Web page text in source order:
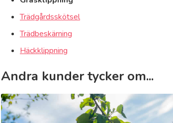
Trädgårdsskötsel
Trädbeskärning
Häckklippning
Andra kunder tycker om...